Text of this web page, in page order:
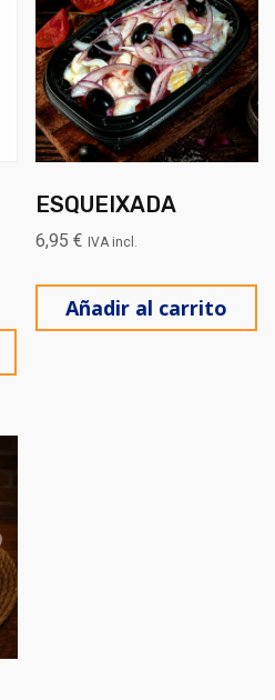
ESQUEIXADA
6,95€ IVA incl.
Añadir al carrito